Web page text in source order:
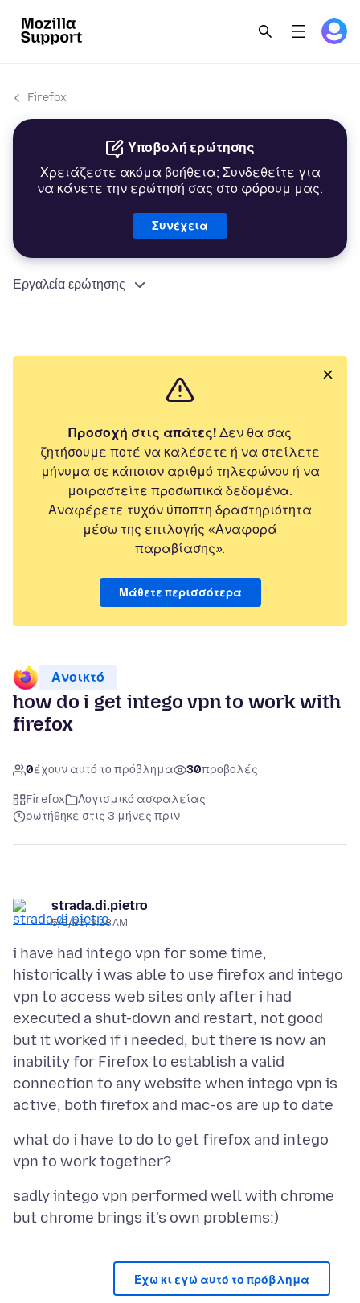
Firefox
Υποβολή ερώτησης
Χρειάζεστε ακόμα βοήθεια; Συνδεθείτε για
να κάνετε την ερώτησή σας στο φόρουμ μας.
Συνέχεια
Εργαλεία ερώτησης
Προσοχή στις απάτες! Δεν θα σας
ζητήσουμε ποτέ να καλέσετε ή να στείλετε
μήνυμα σε κάποιον αριθμό τηλεφώνου ή να
μοιραστείτε προσωπικά δεδομένα.
Αναφέρετε τυχόν ύποπτη δραστηριότητα
μέσω της επιλογής «Αναφορά
παραβίασης».
Μάθετε περισσότερα
Ανοικτό
how do i get intego vpn to work with
firefox
0έχουν αυτό το πρόβλημα 30προβολές
Firefox
Λογισμικό ασφαλείας
ρωτήθηκε στις 3 μήνες πριν
strada.di.pietro
5/8/26, 3:28 AM
i have had intego vpn for some time,
historically i was able to use firefox and intego
vpn to access web sites only after i had
executed a shut-down and restart, not good
but it worked if i needed, but there is now an
inability for Firefox to establish a valid
connection to any website when intego vpn is
what do i have to do to get firefox and intego
sadly intego vpn performed well with chrome
Έχω κι εγώ αυτό το πρόβλημα